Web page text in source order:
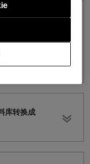
设备，
时，我无
其他播
库转换成